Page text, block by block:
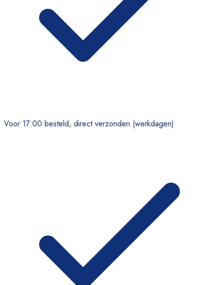
Voor 17:00 besteld, direct verzonden (werkdagen)